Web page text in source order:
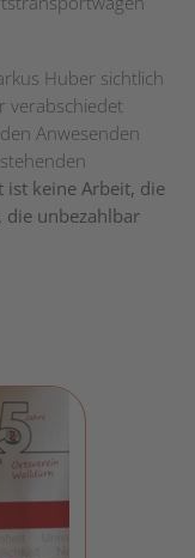
Huber sichtlich
verabschiedet
Anwesenden
ist keine Arbeit, die
die unbezahlbar